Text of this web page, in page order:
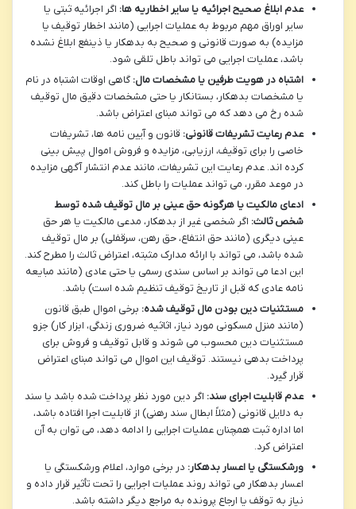
عدم ابلاغ صحیح اجرائیه یا سایر اخطاریه ها: اگر اجرائیه ثبتی یا
سایر اوراق مهم مربوط به عملیات اجرایی (مانند اخطار توقیف یا
مزایده) به صورت قانونی و صحیح به بدهکار یا ذینفع ابلاغ نشده
باشد، عملیات اجرایی می تواند باطل تلقی شود.
اشتباه در هویت طرفین یا مشخصات مال: گاهی اوقات اشتباه در نام
یا مشخصات بدهکار، بستانکار یا حتی مشخصات دقیق مال توقیف
شده رخ می دهد که می تواند مبنای اعتراض باشد.
عدم رعایت تشریفات قانونی: قانون و آیین نامه ها، تشریفات
خاصی را برای توقیف، ارزیابی، مزایده و فروش اموال پیش بینی
کرده اند. عدم رعایت این تشریفات، مانند عدم انتشار آگهی مزایده
در موعد مقرر، می تواند عملیات را باطل کند.
ادعای مالکیت یا هرگونه حق عینی بر مال توقیف شده توسط
شخص ثالث: اگر شخصی غیر از بدهکار، مدعی مالکیت یا هر حق
عینی دیگری (مانند حق انتفاع، حق رهن، سرقفلی) بر مال توقیف
شده باشد، می تواند با ارائه مدارک مثبته، اعتراض ثالث را مطرح کند.
این ادعا می تواند بر اساس سندی رسمی یا حتی عادی (مانند مبایعه
نامه عادی که قبل از تاریخ توقیف تنظیم شده است) باشد.
مستثنیات دین بودن مال توقیف شده: برخی اموال طبق قانون
(مانند منزل مسکونی مورد نیاز، اثاثیه ضروری زندگی، ابزار کار) جزو
مستثنیات دین محسوب می شوند و قابل توقیف و فروش برای
پرداخت بدهی نیستند. توقیف این اموال می تواند مبنای اعتراض
قرار گیرد.
عدم قابلیت اجرای سند: اگر دین مورد نظر پرداخت شده باشد یا سند
به دلایل قانونی (مثلاً ابطال سند رهنی) از قابلیت اجرا افتاده باشد،
اما اداره ثبت همچنان عملیات اجرایی را ادامه دهد، می توان به آن
اعتراض کرد.
ورشکستگی یا اعسار بدهکار: در برخی موارد، اعلام ورشکستگی یا
اعسار بدهکار می تواند روند عملیات اجرایی را تحت تأثیر قرار داده و
نیاز به توقف یا ارجاع پرونده به مراجع دیگر داشته باشد.